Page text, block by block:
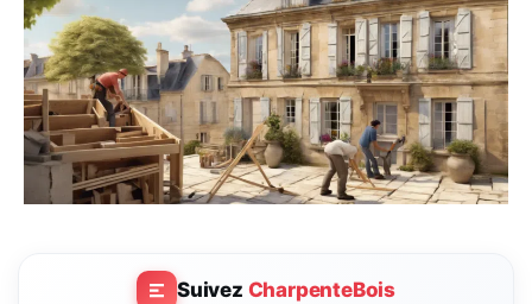
Suivez CharpenteBois